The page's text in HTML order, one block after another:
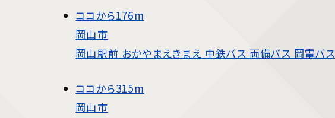
ココから176m
岡山市
岡山駅前 おかやまえきまえ 中鉄バス 両備バス 岡電バス
ココから315m
岡山市